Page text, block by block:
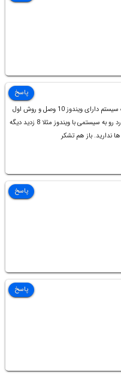
نکته: هارد تون رو به یک سیستم دارای ویندوز 10 وصل و روش اول
را انجام بدید. بعد اگر هارد رو به سیستمی با ویندوز مثلا 8 زدید دیگه
ندارید. باز هم تشکر
پاسخ
پاسخ
پاسخ